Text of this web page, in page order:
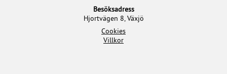
Besöksadress
Hjortvägen 8, Växjö
Cookies
Villkor